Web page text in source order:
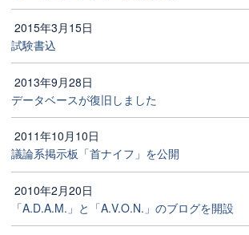
2015年3月15日
試験書込
2013年9月28日
データベースが復旧しました
2011年10月10日
議論系掲示板「首ナイフ」を公開
2010年2月20日
「A.D.A.M.」と「A.V.O.N.」のブログを開設